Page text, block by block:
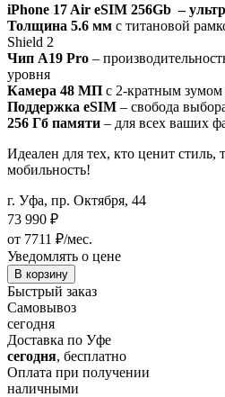
iPhone 17 Air eSIM 256Gb –
Толщина 5.6 мм с титановой
Shield 2
Чип A19 Pro –
уровня
Камера 48 МП с 2-кратным
Поддержка eSIM – свобода
256 Гб памяти – для всех ваших
Идеален для тех, кто ценит стиль,
мобильность!
г. Уфа, пр. Октября, 44
73 990 ₽
от 7711 ₽/мес.
Уведомлять о цене
В корзину
Быстрый заказ
Самовывоз
сегодня
Доставка по Уфе
сегодня, бесплатно
Оплата при получении
наличными